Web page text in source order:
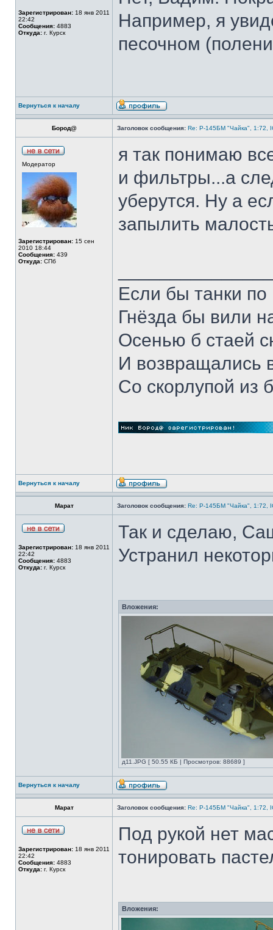
Зарегистрирован: 18 янв 2011
22:42
Сообщения: 4883
Откуда: г. Курск
Например, я
песочном
Вернуться к началу
Бород@ Заголовок сообщения: Re: Р-145БМ "Чайка", 1:72,
Модератор
Зарегистрирован: 15 сен
2010 18:44
Сообщения: 439
Откуда: СПб
я так понимаю
и фильтры...а
уберутся. Ну а
запылить
Если бы танки по
Гнёзда бы вили
Осенью б стаей
И возвращались
Со скорлупой из
Вернуться к началу
Марат Заголовок сообщения: Re: Р-145БМ "Чайка", 1:72,
Зарегистрирован: 18 янв 2011
22:42
Сообщения: 4883
Откуда: г. Курск
Так и сделаю,
Устранил
Вложения:
д11.JPG [ 50.55 КБ | Просмотров: 88689 ]
Вернуться к началу
Марат Заголовок сообщения: Re: Р-145БМ "Чайка", 1:72,
Зарегистрирован: 18 янв 2011
22:42
Сообщения: 4883
Откуда: г. Курск
Под рукой нет
тонировать
Вложения: